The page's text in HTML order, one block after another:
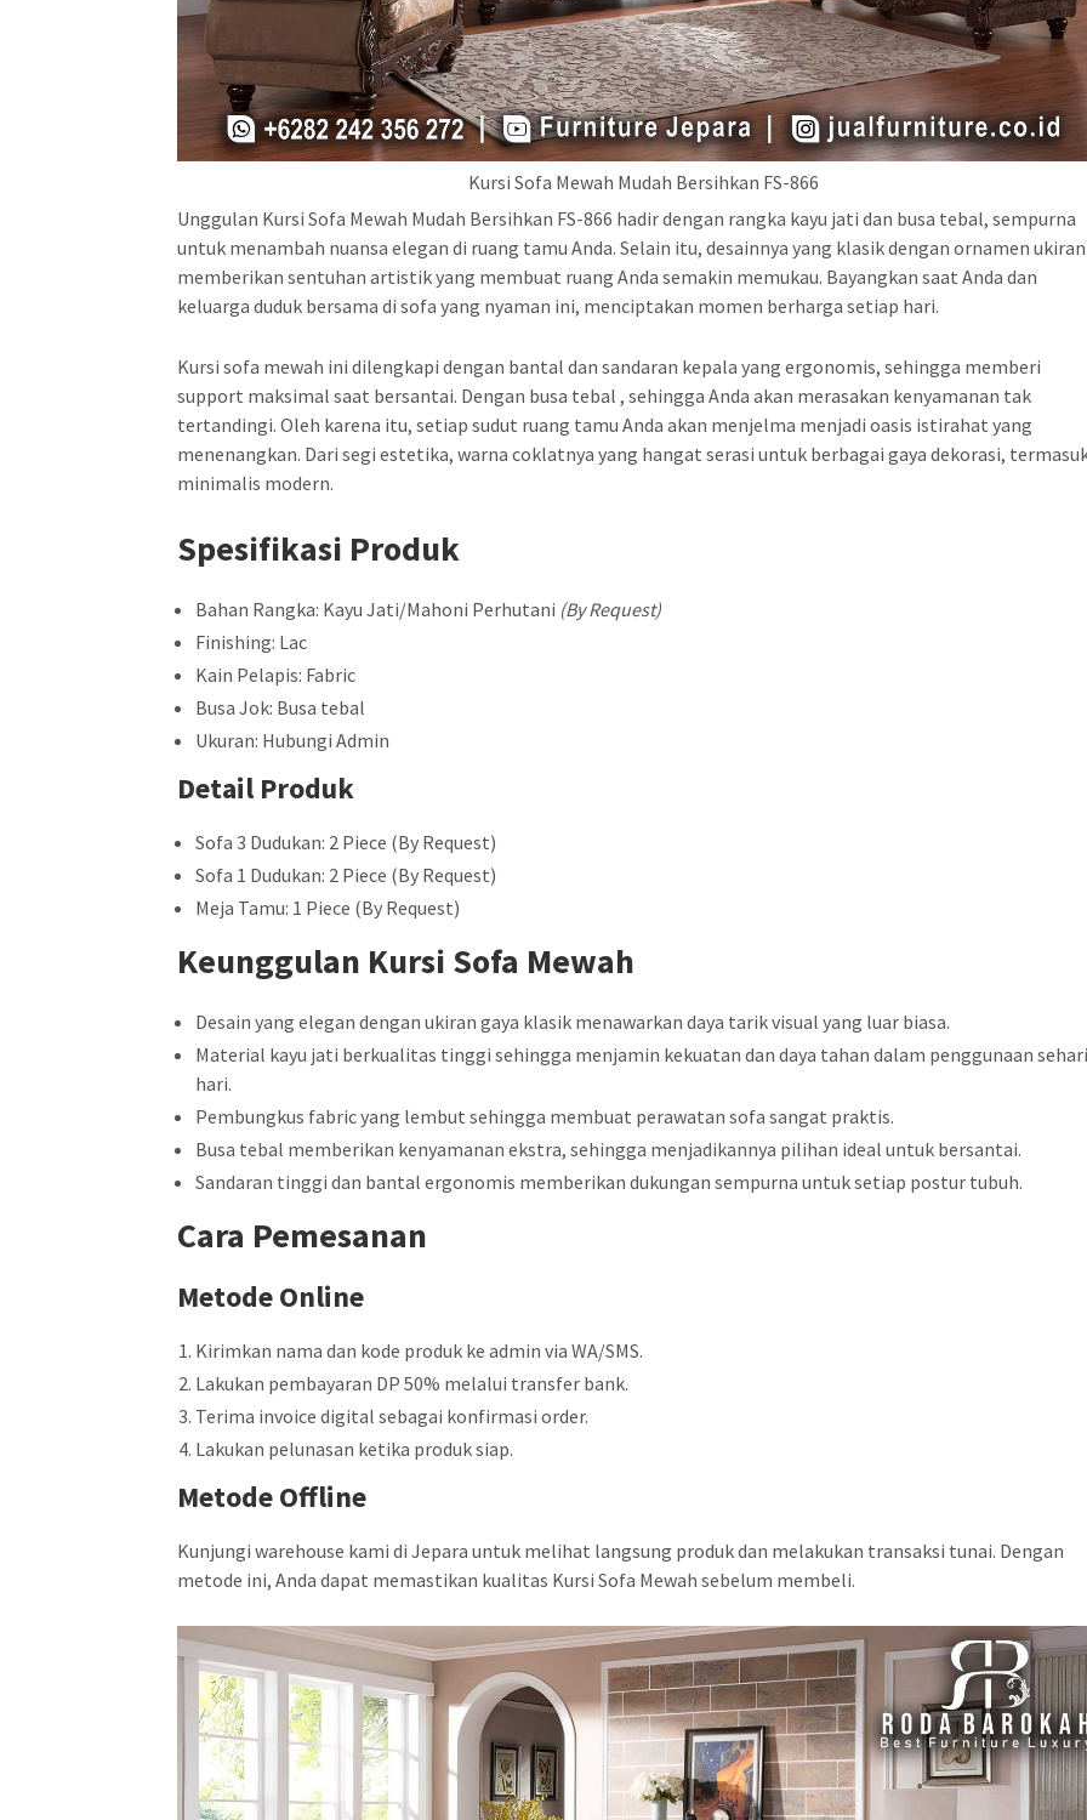
Kursi Sofa Mewah Mudah Bersihkan FS-866
Unggulan Kursi Sofa Mewah Mudah Bersihkan FS-866 hadir dengan rangka kayu jati dan busa tebal, sempurna
untuk menambah nuansa elegan di ruang tamu Anda. Selain itu, desainnya yang klasik dengan ornamen ukiran
memberikan sentuhan artistik yang membuat ruang Anda semakin memukau. Bayangkan saat Anda dan
keluarga duduk bersama di sofa yang nyaman ini, menciptakan momen berharga setiap hari.
Kursi sofa mewah ini dilengkapi dengan bantal dan sandaran kepala yang ergonomis, sehingga memberi
support maksimal saat bersantai. Dengan busa tebal , sehingga Anda akan merasakan kenyamanan tak
tertandingi. Oleh karena itu, setiap sudut ruang tamu Anda akan menjelma menjadi oasis istirahat yang
menenangkan. Dari segi estetika, warna coklatnya yang hangat serasi untuk berbagai gaya dekorasi,
minimalis modern.
Spesifikasi Produk
Bahan Rangka: Kayu Jati/Mahoni Perhutani (By Request)
Finishing: Lac
Kain Pelapis: Fabric
Busa Jok: Busa tebal
Ukuran: Hubungi Admin
Detail Produk
Sofa 3 Dudukan: 2 Piece (By Request)
Sofa 1 Dudukan: 2 Piece (By Request)
Meja Tamu: 1 Piece (By Request)
Keunggulan Kursi Sofa Mewah
Desain yang elegan dengan ukiran gaya klasik menawarkan daya tarik visual yang luar biasa.
Material kayu jati berkualitas tinggi sehingga menjamin kekuatan dan daya tahan dalam penggunaan
hari.
Pembungkus fabric yang lembut sehingga membuat perawatan sofa sangat praktis.
Busa tebal memberikan kenyamanan ekstra, sehingga menjadikannya pilihan ideal untuk bersantai.
Sandaran tinggi dan bantal ergonomis memberikan dukungan sempurna untuk setiap postur tubuh.
Cara Pemesanan
Metode Online
Kirimkan nama dan kode produk ke admin via WA/SMS.
Lakukan pembayaran DP 50% melalui transfer bank.
Terima invoice digital sebagai konfirmasi order.
Lakukan pelunasan ketika produk siap.
Metode Offline
Kunjungi warehouse kami di Jepara untuk melihat langsung produk dan melakukan transaksi tunai. Dengan
metode ini, Anda dapat memastikan kualitas Kursi Sofa Mewah sebelum membeli.